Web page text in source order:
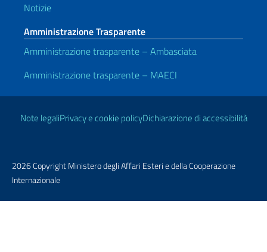
Notizie
Amministrazione Trasparente
Amministrazione trasparente – Ambasciata
Amministrazione trasparente – MAECI
Link Utili
Note legaliPrivacy e cookie policyDichiarazione di accessibilità
2026 Copyright Ministero degli Affari Esteri e della Cooperazione
Internazionale